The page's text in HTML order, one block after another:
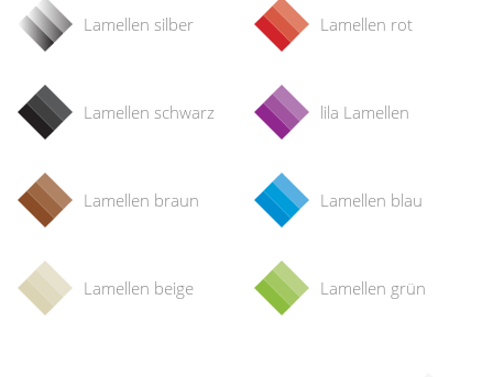
Lamellen silber
Lamellen schwarz
Lamellen braun
Lamellen beige
Lamellen rot
lila Lamellen
Lamellen blau
Lamellen grün